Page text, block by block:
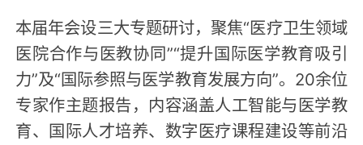
本届年会设三大专题研讨，聚焦“医疗卫生领域
医院合作与医教协同”“提升国际医学教育吸引
力”及“国际参照与医学教育发展方向”。20余位
专家作主题报告，内容涵盖人工智能与医学教
育、国际人才培养、数字医疗课程建设等前沿